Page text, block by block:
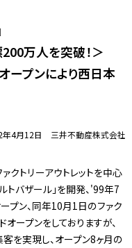
万人を突破！＞
ープンにより西日本
年4月12日 三井不動産株式会社
クトリーアウトレットを中心
トバザール」を開発、'99年7
プン、同年10月1日のファク
オープンをしておりますが、
を実現し、オープン8ヶ月の